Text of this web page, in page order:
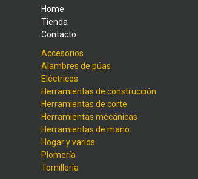
Home
Tienda
Contacto
Accesorios
Alambres de púas
Eléctricos
Herramientas de construcción
Herramientas de corte
Herramientas mecánicas
Herramientas de mano
Hogar y varios
Plomería
Tornillería